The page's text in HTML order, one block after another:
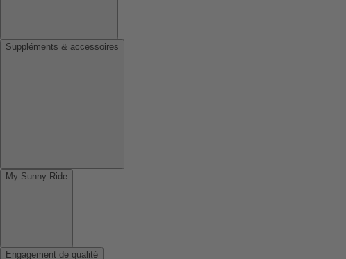
Suppléments & accessoires
My Sunny Ride
Engagement de qualité